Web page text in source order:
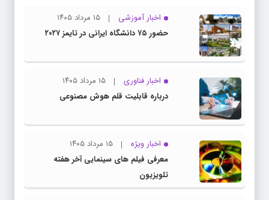
اخبار آموزشی
۱۵ مرداد ۱۴۰۵
حضور ۷۵ دانشگاه ایرانی در تایمز ۲۰۲۷
اخبار فناوری
۱۵ مرداد ۱۴۰۵
درباره قابلیت قلم هوش مصنوعی
اخبار ویژه
۱۵ مرداد ۱۴۰۵
معرفی فیلم های سینمایی آخر هفته
تلویزیون